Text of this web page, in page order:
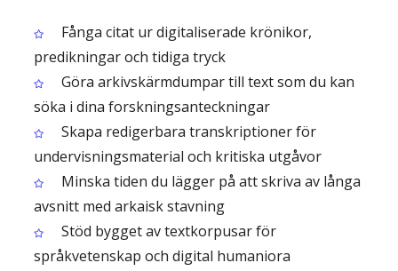
Fånga citat ur digitaliserade krönikor,
predikningar och tidiga tryck
Göra arkivskärmdumpar till text som du kan
söka i dina forskningsanteckningar
Skapa redigerbara transkriptioner för
undervisningsmaterial och kritiska utgåvor
Minska tiden du lägger på att skriva av långa
avsnitt med arkaisk stavning
Stöd bygget av textkorpusar för
språkvetenskap och digital humaniora